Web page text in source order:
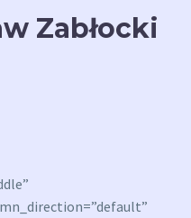
Zabłocki